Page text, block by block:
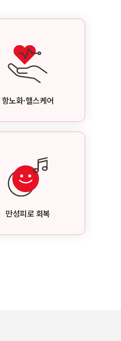
항노화·헬스케어
만성피로 회복